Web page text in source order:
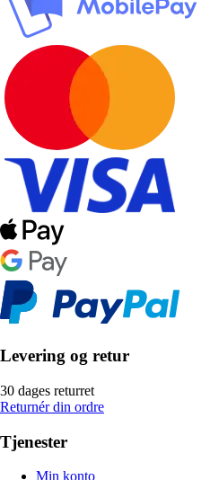
Levering og retur
30 dages returret
Returnér din ordre
Tjenester
Min konto